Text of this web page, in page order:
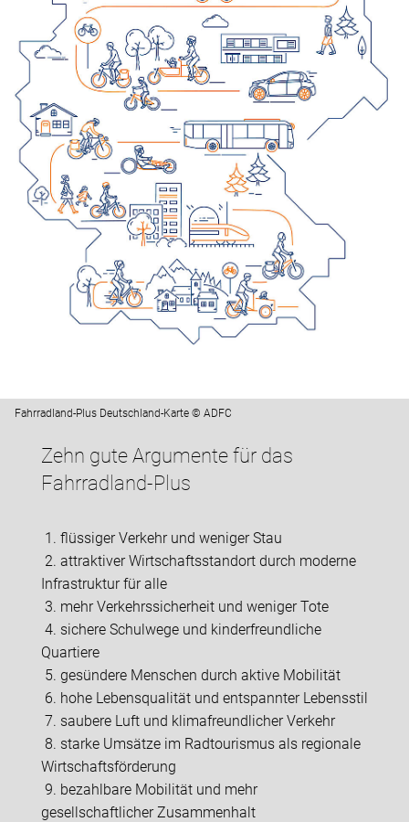
Fahrradland-Plus Deutschland-Karte © ADFC
Zehn gute Argumente für das
Fahrradland-Plus
1. flüssiger Verkehr und weniger Stau
2. attraktiver Wirtschaftsstandort durch moderne
Infrastruktur für alle
3. mehr Verkehrssicherheit und weniger Tote
4. sichere Schulwege und kinderfreundliche
Quartiere
5. gesündere Menschen durch aktive Mobilität
6. hohe Lebensqualität und entspannter Lebensstil
7. saubere Luft und klimafreundlicher Verkehr
8. starke Umsätze im Radtourismus als regionale
Wirtschaftsförderung
9. bezahlbare Mobilität und mehr
gesellschaftlicher Zusammenhalt